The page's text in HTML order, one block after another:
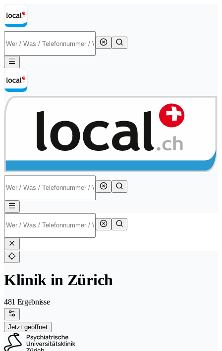
Klinik in Zürich
481 Ergebnisse
Jetzt geöffnet